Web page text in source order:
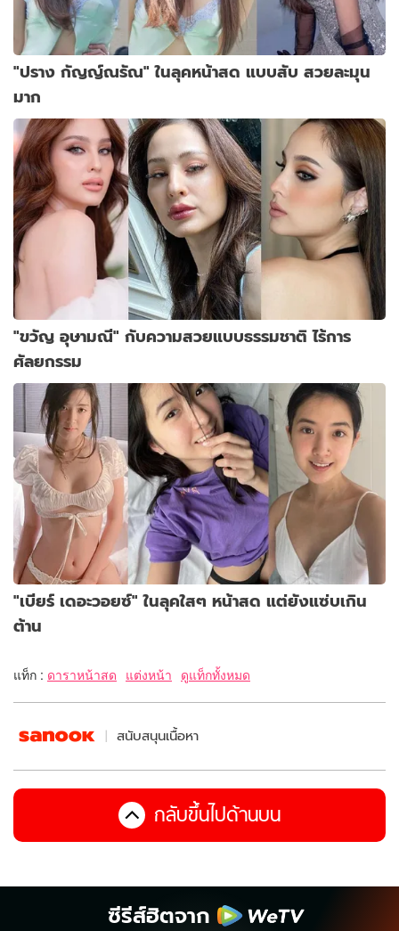
"ปราง กัญญ์ณรัณ" ในลุคหน้าสด แบบสับ สวยละมุน
มาก
"ขวัญ อุษามณี" กับความสวยแบบธรรมชาติ ไร้การ
ศัลยกรรม
"เบียร์ เดอะวอยซ์" ในลุคใสๆ หน้าสด แต่ยังแซ่บเกิน
ต้าน
แท็ก : ดาราหน้าสด แต่งหน้า ดูแท็กทั้งหมด
สนับสนุนเนื้อหา
กลับขึ้นไปด้านบน
ซีรีส์ฮิตจาก